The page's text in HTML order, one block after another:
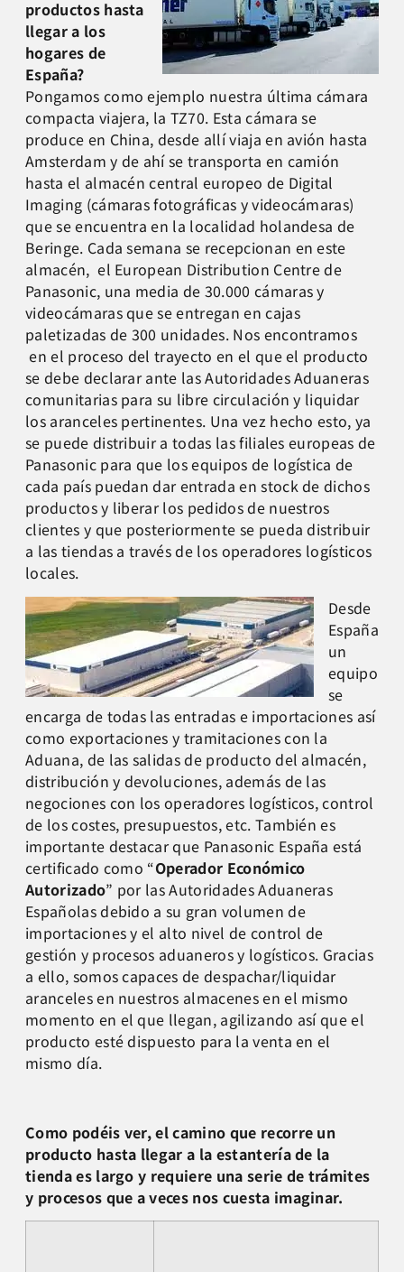
productos hasta
llegar a los
hogares de
España?
Pongamos como ejemplo nuestra última cámara
compacta viajera, la TZ70. Esta cámara se
produce en China, desde allí viaja en avión hasta
Amsterdam y de ahí se transporta en camión
hasta el almacén central europeo de Digital
Imaging (cámaras fotográficas y videocámaras)
que se encuentra en la localidad holandesa de
Beringe. Cada semana se recepcionan en este
almacén, el European Distribution Centre de
Panasonic, una media de 30.000 cámaras y
videocámaras que se entregan en cajas
paletizadas de 300 unidades. Nos encontramos
en el proceso del trayecto en el que el producto
se debe declarar ante las Autoridades Aduaneras
comunitarias para su libre circulación y liquidar
los aranceles pertinentes. Una vez hecho esto, ya
se puede distribuir a todas las filiales europeas de
Panasonic para que los equipos de logística de
cada país puedan dar entrada en stock de dichos
productos y liberar los pedidos de nuestros
clientes y que posteriormente se pueda distribuir
a las tiendas a través de los operadores logísticos
locales.
Desde
España
un
equipo
se
encarga de todas las entradas e importaciones así
como exportaciones y tramitaciones con la
Aduana, de las salidas de producto del almacén,
distribución y devoluciones, además de las
negociones con los operadores logísticos, control
de los costes, presupuestos, etc. También es
importante destacar que Panasonic España está
certificado como “Operador Económico
Autorizado” por las Autoridades Aduaneras
Españolas debido a su gran volumen de
importaciones y el alto nivel de control de
gestión y procesos aduaneros y logísticos. Gracias
a ello, somos capaces de despachar/liquidar
aranceles en nuestros almacenes en el mismo
momento en el que llegan, agilizando así que el
producto esté dispuesto para la venta en el
mismo día.
Como podéis ver, el camino que recorre un
producto hasta llegar a la estantería de la
tienda es largo y requiere una serie de trámites
y procesos que a veces nos cuesta imaginar.